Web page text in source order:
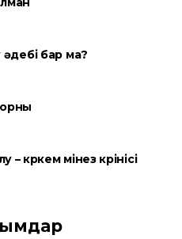
әдебі бар ма?
көркем мінез көрінісі